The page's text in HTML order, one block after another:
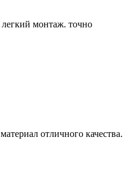
легкий монтаж. точно
отличного качества.